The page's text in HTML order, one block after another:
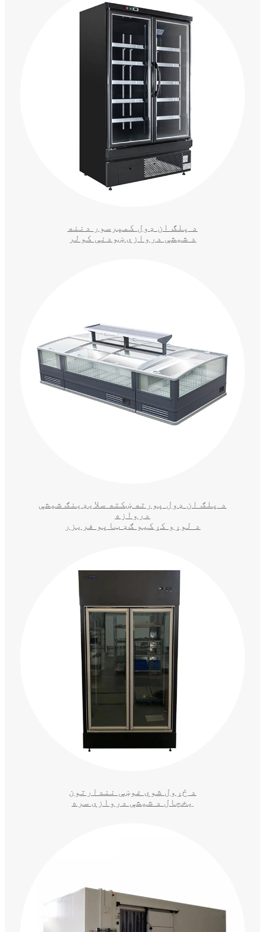
د پلګ ان ډول کمپرسور دننه
د شیشې دروازې ښودنې کولر
د پلګ ان ډول پورته ښکته سلایډینګ شیشې
دروازه
د لوړو کړکیو ګډ ټاپو فریزر
د ځړول شوي غوښې نندارتون
یخچال د شیشې دروازې سره